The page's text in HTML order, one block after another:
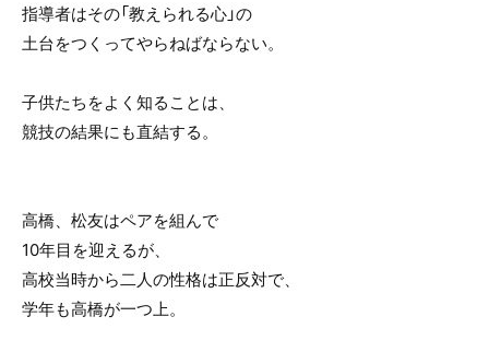
指導者はその「教えられる心」の
土台をつくってやらねばならない。
子供たちをよく知ることは、
競技の結果にも直結する。
高橋、松友はペアを組んで
10年目を迎えるが、
高校当時から二人の性格は正反対で、
学年も高橋が一つ上。